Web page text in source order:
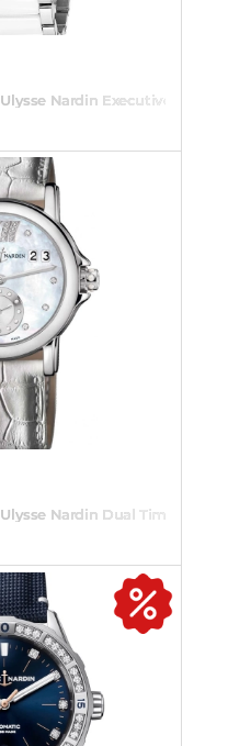
Nardin Executive Dual
Nardin Dual Time-Lady